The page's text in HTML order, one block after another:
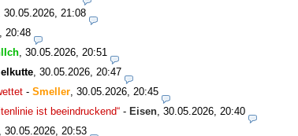
30.05.2026, 21:08
20:48
30.05.2026, 20:51
30.05.2026, 20:47
- Smeller 30.05.2026, 20:45
ist beeindruckend“ - Eisen 30.05.2026, 20:40
30.05.2026, 20:53